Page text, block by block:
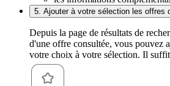
5. Ajouter à votre sélection les offres
Depuis la page de résultats de
d'une offre consultée, vous pouvez
votre choix à votre sélection. Il